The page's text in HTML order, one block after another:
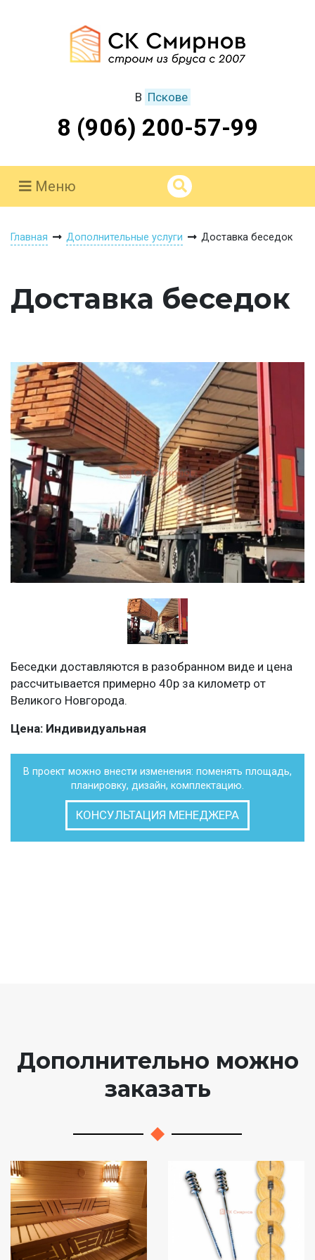
В Пскове
8 (906) 200-57-99
Меню
Главная Дополнительные услуги Доставка беседок
Доставка беседок
Беседки доставляются в разобранном виде и цена
рассчитывается примерно 40р за километр от
Великого Новгорода.
Цена: Индивидуальная
В проект можно внести изменения: поменять площадь,
планировку, дизайн, комплектацию.
КОНСУЛЬТАЦИЯ МЕНЕДЖЕРА
Дополнительно можно
заказать